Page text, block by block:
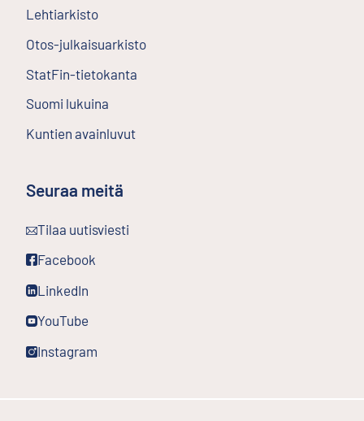
Lehtiarkisto
Otos-julkaisuarkisto
StatFin-tietokanta
Suomi lukuina
Kuntien avainluvut
Seuraa meitä
Tilaa uutisviesti
Ulkoinen linkki
Facebook
Ulkoinen linkki
LinkedIn
Ulkoinen linkki
YouTube
Ulkoinen linkki
Instagram
Ulkoinen linkki